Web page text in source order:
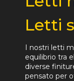
Letti
I nostri letti
equilibrio tra
diverse
pensato per